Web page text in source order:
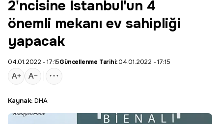
2'ncisine İstanbul'un 4
önemli mekanı ev sahipliği
yapacak
04.01.2022 - 17:15Güncellenme Tarihi:04.01.2022 - 17:15
Kaynak: DHA